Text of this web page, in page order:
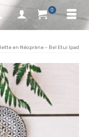
0
en Néoprène – Bel Etui Ipad